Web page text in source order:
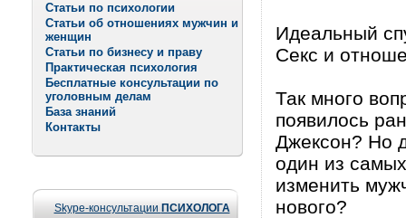
Статьи по психологии
Статьи об отношениях мужчин и
женщин
Статьи по бизнесу и праву
Практическая психология
Бесплатные консультации по
уголовным делам
База знаний
Контакты
Skype-консультации ПСИХОЛОГА
Идеальный
Секс и
Так много
появилось
Джексон? Но
один из
изменить
нового?